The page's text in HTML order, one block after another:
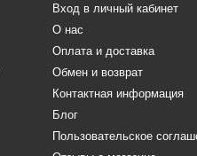
Вход в личный кабинет
О нас
Оплата и доставка
Обмен и возврат
Контактная информация
Блог
Пользовательское